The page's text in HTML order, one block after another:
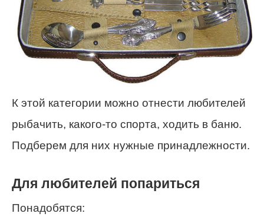
К этой категории можно отнести любителей
рыбачить, какого-то спорта, ходить в баню.
Подберем для них нужные принадлежности.
Для любителей попариться
Понадобятся: